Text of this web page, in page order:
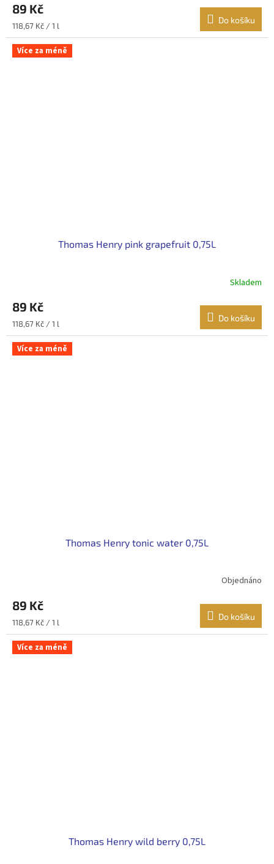
89 Kč
Měrná
cena:
118,67 Kč / 1 l
Do košíku
Více za méně
Thomas Henry pink grapefruit 0,75L
Skladem
89 Kč
Měrná
cena:
118,67 Kč / 1 l
Do košíku
Více za méně
Thomas Henry tonic water 0,75L
Objednáno
89 Kč
Měrná
cena:
118,67 Kč / 1 l
Do košíku
Více za méně
Thomas Henry wild berry 0,75L